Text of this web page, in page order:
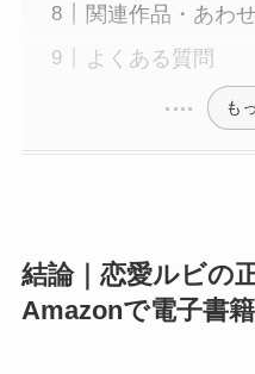
関連作品・あわ
よくある質問
も
結論｜恋愛ルビの
Amazonで電子書